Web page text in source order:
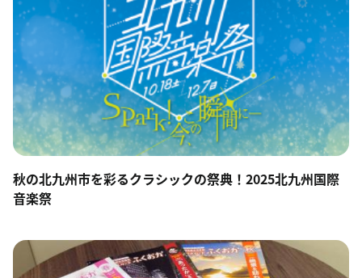
秋の北九州市を彩るクラシックの祭典！2025北九州国際
音楽祭